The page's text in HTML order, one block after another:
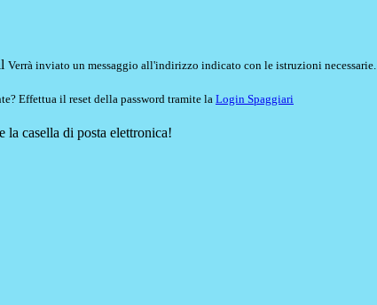
Verrà inviato un messaggio all'indirizzo indicato con le istruzioni necessarie.
Effettua il reset della password tramite la Login Spaggiari
casella di posta elettronica!